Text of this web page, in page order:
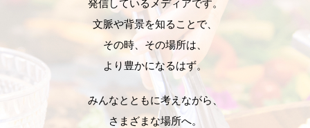
発信しているメディアです。
文脈や背景を知ることで、
その時、その場所は、
より豊かになるはず。
みんなとともに考えながら、
さまざまな場所へ。